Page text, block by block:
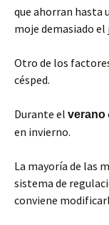
que ahorran hasta
moje demasiado el
Otro de los
césped.
Durante el verano
en invierno.
La mayoría de las
sistema de
conviene